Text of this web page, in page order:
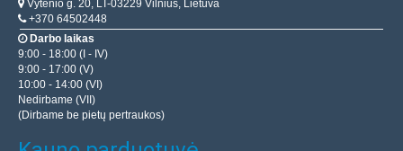
Vytenio g. 20, LT-03229 Vilnius, Lietuva
+370 64502448
Darbo laikas
9:00 - 18:00 (I - IV)
9:00 - 17:00 (V)
10:00 - 14:00 (VI)
Nedirbame (VII)
(Dirbame be pietų pertraukos)